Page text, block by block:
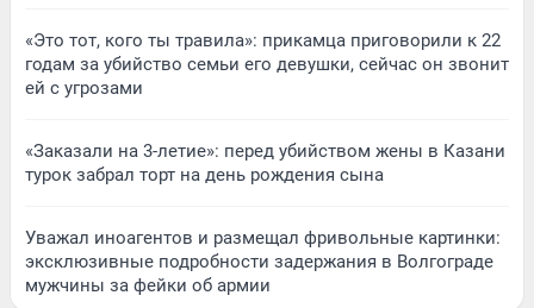
«Это тот, кого ты травила»: прикамца приговорили к 22
годам за убийство семьи его девушки, сейчас он звонит
ей с угрозами
«Заказали на 3-летие»: перед убийством жены в Казани
турок забрал торт на день рождения сына
Уважал иноагентов и размещал фривольные картинки:
эксклюзивные подробности задержания в Волгограде
мужчины за фейки об армии